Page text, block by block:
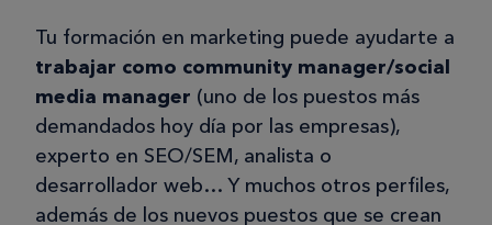
Tu formación en marketing puede ayudarte a
trabajar como community manager/social
media manager (uno de los puestos más
demandados hoy día por las empresas),
experto en SEO/SEM, analista o
desarrollador web… Y muchos otros perfiles,
además de los nuevos puestos que se crean